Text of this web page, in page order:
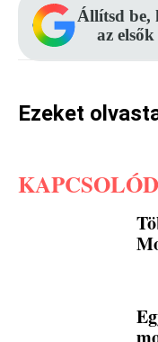
Állítsd be,
az
Ezeket